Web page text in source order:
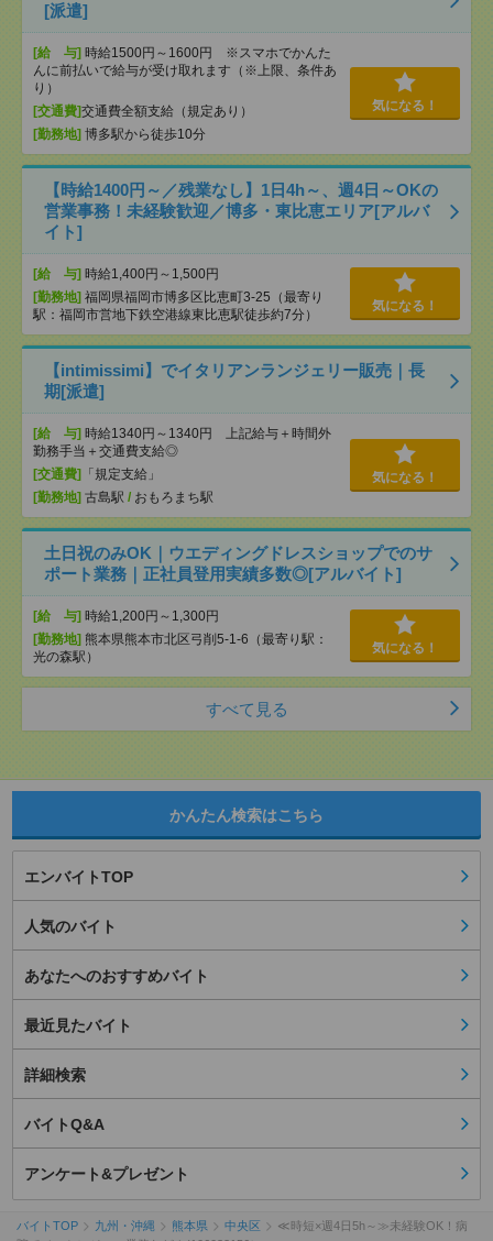
[派遣]
[給 与] 時給1500円～1600円 ※スマホでかんた
んに前払いで給与が受け取れます（※上限、条件あ
り）
[交通費]交通費全額支給（規定あり）
[勤務地] 博多駅から徒歩10分
気になる！
【時給1400円～／残業なし】1日4h～、週4日～OKの
営業事務！未経験歓迎／博多・東比恵エリア[アルバ
イト]
[給 与] 時給1,400円～1,500円
[勤務地] 福岡県福岡市博多区比恵町3-25（最寄り
駅：福岡市営地下鉄空港線東比恵駅徒歩約7分）
気になる！
【intimissimi】でイタリアンランジェリー販売｜長
期[派遣]
[給 与] 時給1340円～1340円 上記給与＋時間外
勤務手当＋交通費支給◎
[交通費]
「規定支給」
[勤務地] 古島駅 / おもろまち駅
気になる！
土日祝のみOK｜ウエディングドレスショップでのサ
ポート業務｜正社員登用実績多数◎[アルバイト]
[給 与] 時給1,200円～1,300円
[勤務地] 熊本県熊本市北区弓削5-1-6（最寄り駅：
光の森駅）
気になる！
すべて見る
かんたん検索はこちら
エンバイトTOP
人気のバイト
あなたへのおすすめバイト
最近見たバイト
詳細検索
バイトQ&A
アンケート&プレゼント
バイトTOP 九州・沖縄 熊本県 中央区
≪時短×週4日5h～≫未経験OK！病